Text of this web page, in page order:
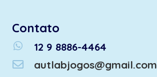
Contato
whatsapp
12 9 8886-4464
autlabjogos@gmail.com